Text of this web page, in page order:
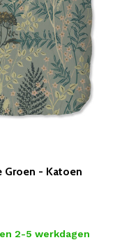
- Katoen
2-5 werkdagen